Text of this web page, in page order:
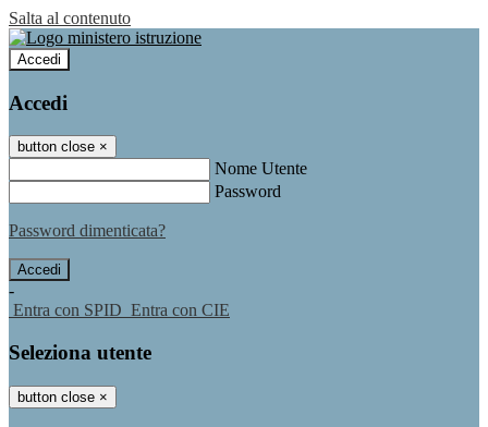
Salta al contenuto
Accedi
Accedi
button close ×
Nome Utente
Password
Password dimenticata?
-
Entra con SPID Entra con CIE
Seleziona utente
button close ×